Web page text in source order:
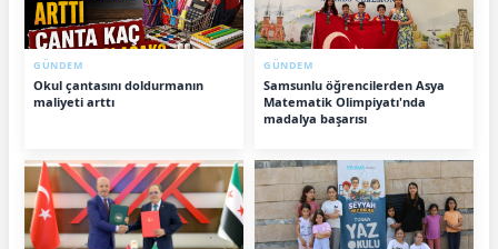
GÜNDEM
Okul çantasını doldurmanın
maliyeti arttı
GÜNDEM
Samsunlu öğrencilerden Asya
Matematik Olimpiyatı'nda
madalya başarısı